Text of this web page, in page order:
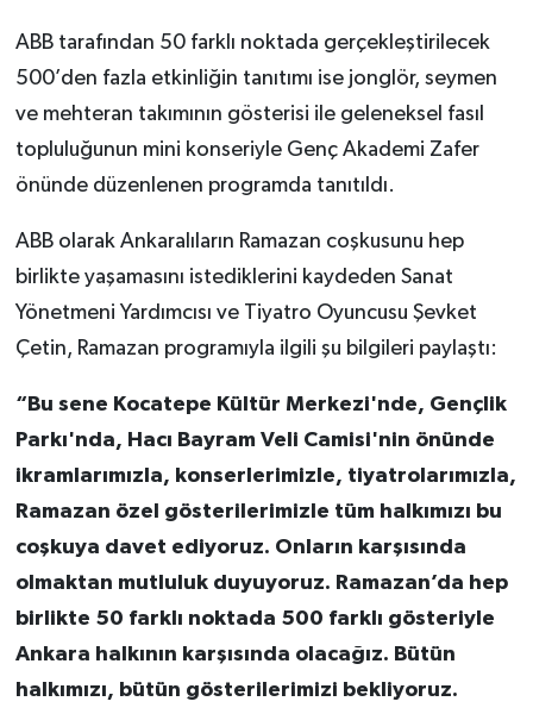
ABB tarafından 50 farklı noktada gerçekleştirilecek
500’den fazla etkinliğin tanıtımı ise jonglör, seymen
ve mehteran takımının gösterisi ile geleneksel fasıl
topluluğunun mini konseriyle Genç Akademi Zafer
önünde düzenlenen programda tanıtıldı.
ABB olarak Ankaralıların Ramazan coşkusunu hep
birlikte yaşamasını istediklerini kaydeden Sanat
Yönetmeni Yardımcısı ve Tiyatro Oyuncusu Şevket
Çetin, Ramazan programıyla ilgili şu bilgileri paylaştı:
“Bu sene Kocatepe Kültür Merkezi'nde, Gençlik
Parkı'nda, Hacı Bayram Veli Camisi'nin önünde
ikramlarımızla, konserlerimizle, tiyatrolarımızla,
Ramazan özel gösterilerimizle tüm halkımızı bu
coşkuya davet ediyoruz. Onların karşısında
olmaktan mutluluk duyuyoruz. Ramazan’da hep
birlikte 50 farklı noktada 500 farklı gösteriyle
Ankara halkının karşısında olacağız. Bütün
halkımızı, bütün gösterilerimizi bekliyoruz.